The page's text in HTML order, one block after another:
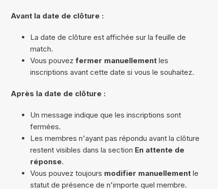
Avant la date de clôture :
La date de clôture est affichée sur la feuille de
match.
Vous pouvezfermer manuellement les
inscriptions avant cette date si vous le souhaitez.
Après la date de clôture :
Un message indique que les inscriptions sont
fermées.
Les membres n'ayant pas répondu avant la clôture
restent visibles dans la section En attente de
réponse.
Vous pouvez toujours modifier manuellement le
statut de présence de n'importe quel membre.